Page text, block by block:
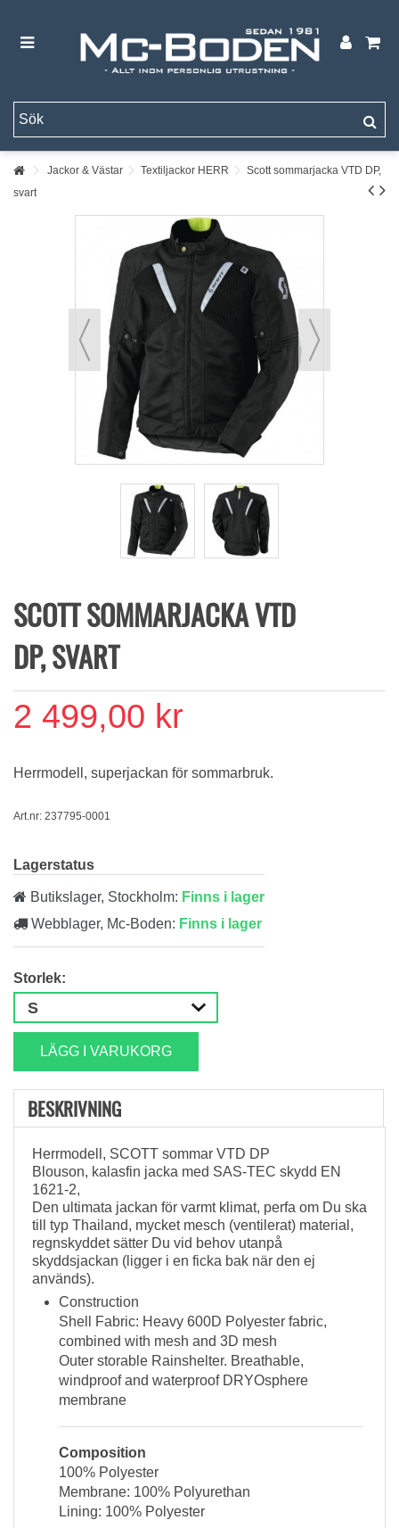
Jackor & Västar Textiljackor HERR
Scott sommarjacka VTD DP,
svart
SCOTT SOMMARJACKA VTD
DP, SVART
2 499,00 kr
Herrmodell, superjackan för sommarbruk.
Art.nr: 237795-0001
Lagerstatus
Butikslager, Stockholm: Finns i lager
Webblager, Mc-Boden: Finns i lager
Storlek:
LÄGG I VARUKORG
BESKRIVNING
Herrmodell, SCOTT sommar VTD DP
Blouson, kalasfin jacka med SAS-TEC skydd EN
1621-2,
Den ultimata jackan för varmt klimat, perfa om Du ska
till typ Thailand, mycket mesch (ventilerat) material,
regnskyddet sätter Du vid behov utanpå
skyddsjackan (ligger i en ficka bak när den ej
används).
Construction
Shell Fabric: Heavy 600D Polyester fabric,
combined with mesh and 3D mesh
Outer storable Rainshelter. Breathable,
windproof and waterproof DRYOsphere
membrane
Composition
100% Polyester
Membrane: 100% Polyurethan
Lining: 100% Polyester